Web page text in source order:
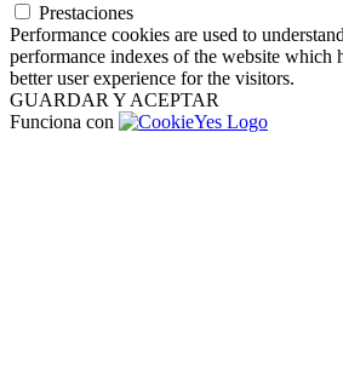
Prestaciones
Performance cookies are used to
performance indexes of the website which
better user experience for the visitors.
GUARDAR Y ACEPTAR
Funciona con